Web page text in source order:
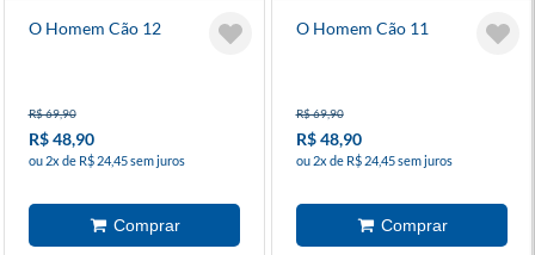
O Homem Cão 12
R$ 69,90
R$ 48,90
ou 2x de R$ 24,45 sem juros
O Homem Cão 11
R$ 69,90
R$ 48,90
ou 2x de R$ 24,45 sem juros